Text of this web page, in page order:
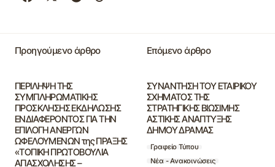
Προηγούμενο άρθρο
ΠΕΡΙΛΗΨΗ ΤΗΣ
ΣΥΜΠΛΗΡΩΜΑΤΙΚΗΣ
ΠΡΟΣΚΛΗΣΗΣ ΕΚΔΗΛΩΣΗΣ
ΕΝΔΙΑΦΕΡΟΝΤΟΣ ΓΙΑ ΤΗΝ
ΕΠΙΛΟΓΗ ΑΝΕΡΓΩΝ
ΩΦΕΛΟΥΜΕΝΩΝ της ΠΡΑΞΗΣ
«ΤΟΠΙΚΗ ΠΡΩΤΟΒΟΥΛΙΑ
ΑΠΑΣΧΟΛΗΣΗΣ –
Επόμενο άρθρο
ΣΥΝΑΝΤΗΣΗ ΤΟΥ ΕΤΑΙΡΙΚΟΥ
ΣΧΗΜΑΤΟΣ ΤΗΣ
ΣΤΡΑΤΗΓΙΚΗΣ ΒΙΩΣΙΜΗΣ
ΑΣΤΙΚΗΣ ΑΝΑΠΤΥΞΗΣ
ΔΗΜΟΥ ΔΡΑΜΑΣ
Γραφείο Τύπου
Νέα - Ανακοινώσεις